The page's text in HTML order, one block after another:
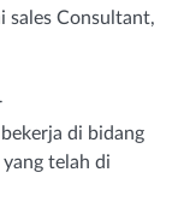
sales Consultant,
di bidang
telah di